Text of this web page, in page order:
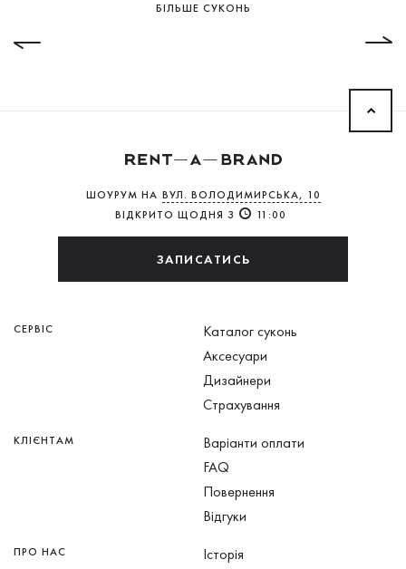
БІЛЬШЕ СУКОНЬ
ШОУРУМ НА ВУЛ. ВОЛОДИМИРСЬКА, 10
ВІДКРИТО ЩОДНЯ З
11:00
ЗАПИСАТИСЬ
СЕРВІС
Каталог суконь
Аксесуари
Дизайнери
Страхування
КЛІЄНТАМ
Варіанти оплати
FAQ
Повернення
Відгуки
ПРО НАС Історія